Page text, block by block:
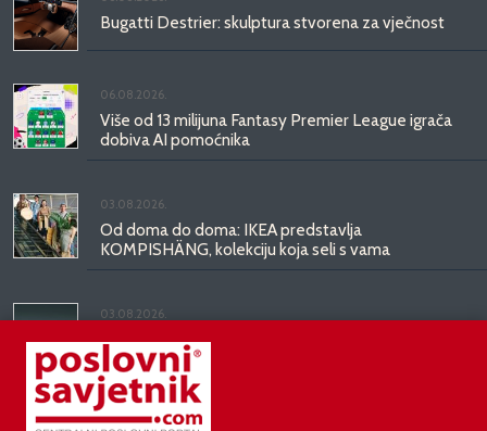
Bugatti Destrier: skulptura stvorena za vječnost
06.08.2026.
Više od 13 milijuna Fantasy Premier League igrača
dobiva AI pomoćnika
03.08.2026.
Od doma do doma: IKEA predstavlja
KOMPISHÄNG, kolekciju koja seli s vama
03.08.2026.
Kineski BYD predstavio luksuznu limuzinu veću od
Mercedesove S-klase, obećava domet do 1.000
kilometara